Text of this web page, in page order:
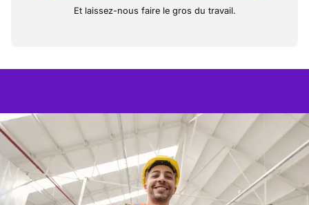
Et laissez-nous faire le gros du travail.